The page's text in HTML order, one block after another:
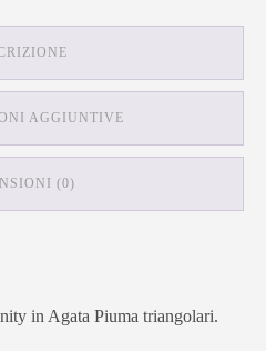
AGGIUNTIVE
(0)
in Agata Piuma triangolari.